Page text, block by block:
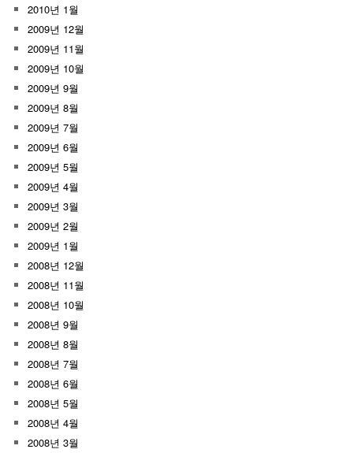
2010년 1월
2009년 12월
2009년 11월
2009년 10월
2009년 9월
2009년 8월
2009년 7월
2009년 6월
2009년 5월
2009년 4월
2009년 3월
2009년 2월
2009년 1월
2008년 12월
2008년 11월
2008년 10월
2008년 9월
2008년 8월
2008년 7월
2008년 6월
2008년 5월
2008년 4월
2008년 3월